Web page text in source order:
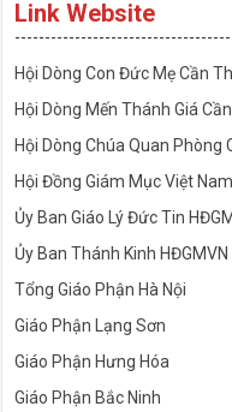
Link Website
Hội Dòng Con Đức Mẹ Cần
Hội Dòng Mến Thánh Giá
Hội Dòng Chúa Quan Phòng
Hội Đồng Giám Mục Việt Nam
Ủy Ban Giáo Lý Đức Tin
Ủy Ban Thánh Kinh HĐGMVN
Tổng Giáo Phận Hà Nội
Giáo Phận Lạng Sơn
Giáo Phận Hưng Hóa
Giáo Phận Bắc Ninh